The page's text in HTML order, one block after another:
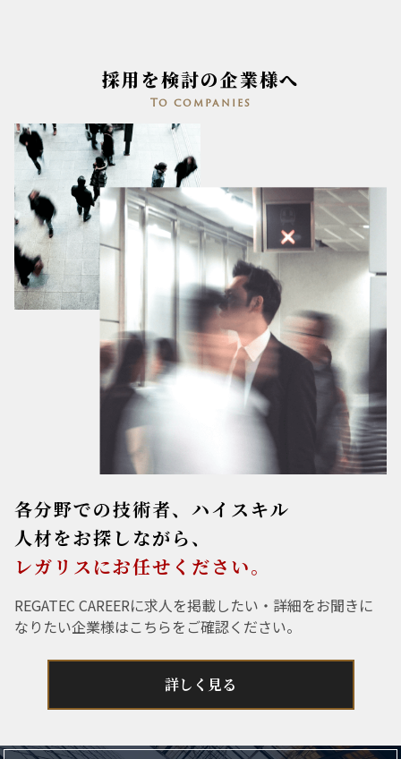
採用を検討の企業様へ
To companies
各分野での技術者、ハイスキル
人材をお探しながら、
レガリスにお任せください。
REGATEC CAREERに求人を掲載したい・詳細をお聞きに
なりたい企業様はこちらをご確認ください。
詳しく見る